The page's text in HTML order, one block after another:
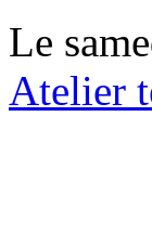
Le
Atelier